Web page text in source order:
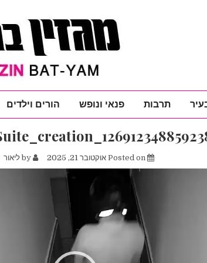
תרבות פנאי ונופש הורים וילדים
Posted on אוקטובר 21, 2025 by
ליאור